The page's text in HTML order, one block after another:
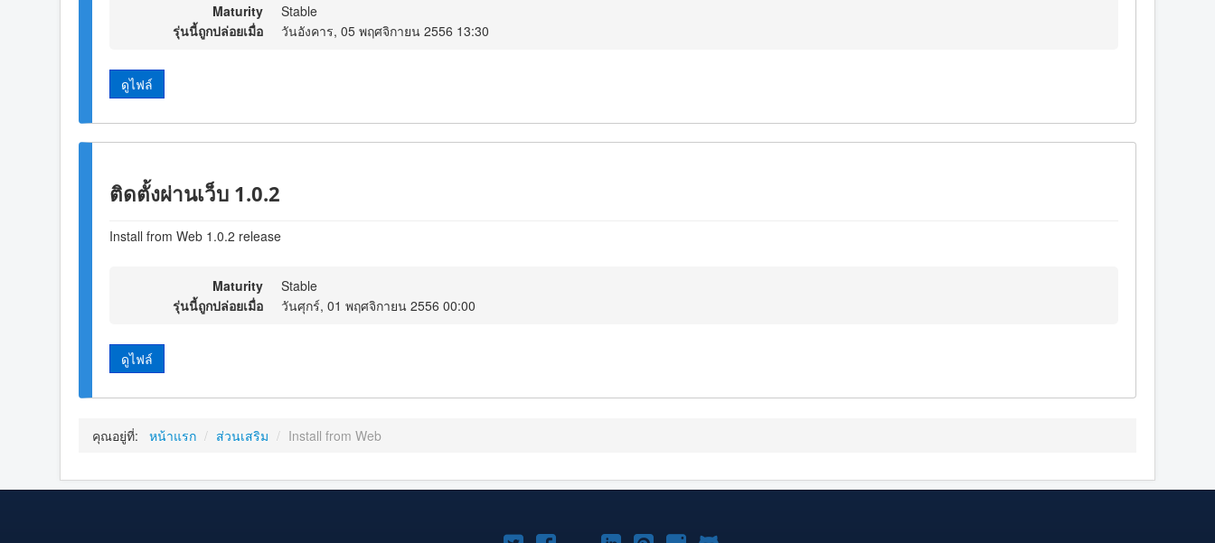
Maturity
Stable
รุ่นนี้ถูกปล่อยเมื่อ
วันอังคาร, 05 พฤศจิกายน 2556 13:30
ดูไฟล์
ติดตั้งผ่านเว็บ 1.0.2
Install from Web 1.0.2 release
Maturity
Stable
รุ่นนี้ถูกปล่อยเมื่อ
วันศุกร์, 01 พฤศจิกายน 2556 00:00
ดูไฟล์
คุณอยู่ที่: หน้าแรก / ส่วนเสริม / Install from Web